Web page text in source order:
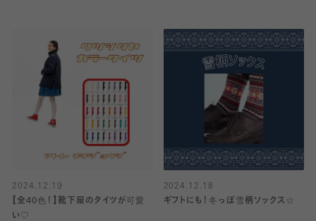
2024.12.19
【全40色！】靴下屋のタイツが可愛
い♡
2024.12.18
ギフトにも！冬っぽ雪柄ソックス☆